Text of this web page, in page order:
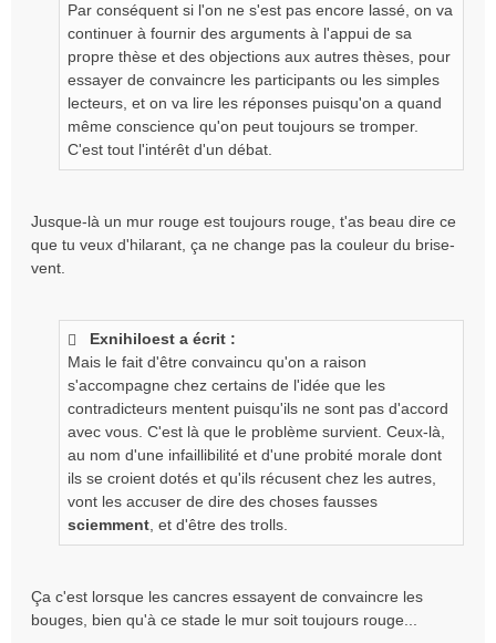
Par conséquent si l'on ne s'est pas encore lassé, on va
continuer à fournir des arguments à l'appui de sa
propre thèse et des objections aux autres thèses, pour
essayer de convaincre les participants ou les simples
lecteurs, et on va lire les réponses puisqu'on a quand
même conscience qu'on peut toujours se tromper.
C'est tout l'intérêt d'un débat.
Jusque-là un mur rouge est toujours rouge, t'as beau dire ce
que tu veux d'hilarant, ça ne change pas la couleur du brise-
vent.
Exnihiloest a écrit :
Mais le fait d'être convaincu qu'on a raison
s'accompagne chez certains de l'idée que les
contradicteurs mentent puisqu'ils ne sont pas d'accord
avec vous. C'est là que le problème survient. Ceux-là,
au nom d'une infaillibilité et d'une probité morale dont
ils se croient dotés et qu'ils récusent chez les autres,
vont les accuser de dire des choses fausses
sciemment, et d'être des trolls.
Ça c'est lorsque les cancres essayent de convaincre les
bouges, bien qu'à ce stade le mur soit toujours rouge...